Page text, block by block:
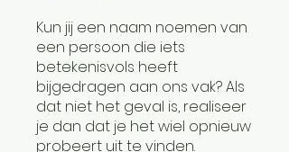
Kun jij een naam noemen van
een persoon die iets
betekenisvols heeft
bijgedragen aan ons vak? Als
dat niet het geval is, realiseer
je dan dat je het wiel opnieuw
probeert uit te vinden.